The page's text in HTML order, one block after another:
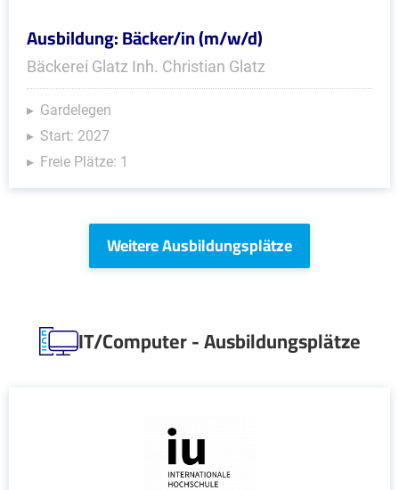
Ausbildung: Bäcker/in (m/w/d)
Bäckerei Glatz Inh. Christian Glatz
Gardelegen
Start: 2027
Freie Plätze: 1
Weitere Ausbildungsplätze
IT/Computer - Ausbildungsplätze